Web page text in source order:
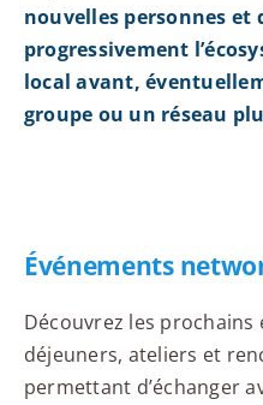
nouvelles personnes et
progressivement
local avant,
groupe ou un réseau
Événements
Découvrez les
déjeuners, ateliers et
permettant d’échanger